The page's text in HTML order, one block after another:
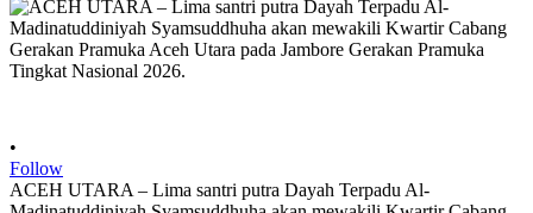
•
Follow
ACEH UTARA – Lima santri putra Dayah Terpadu Al-